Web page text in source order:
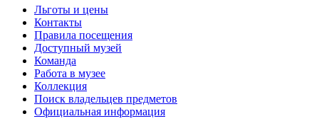
Льготы и цены
Контакты
Правила посещения
Доступный музей
Команда
Работа в музее
Коллекция
Поиск владельцев предметов
Официальная информация